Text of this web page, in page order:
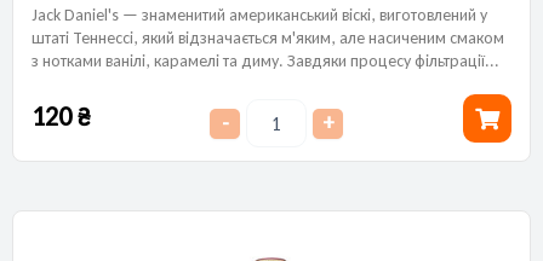
Jack Daniel's — знаменитий американський віскі, виготовлений у
штаті Теннессі, який відзначається м'яким, але насиченим смаком
з нотками ванілі, карамелі та диму. Завдяки процесу фільтрації...
120₴ - +